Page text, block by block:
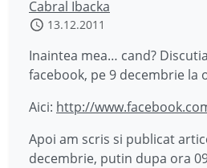
Cabral Ibacka
13.12.2011
Inaintea mea… cand?
facebook, pe 9 decembrie la
Aici: http://
Apoi am scris si publicat
decembrie, putin dupa ora